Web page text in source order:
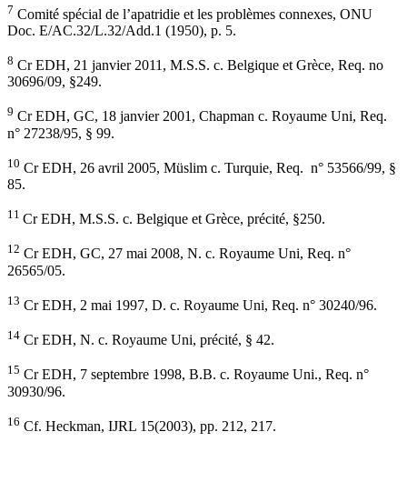
7 Comité spécial de l’apatridie et les problèmes connexes, ONU
Doc. E/AC.32/L.32/Add.1 (1950), p. 5.
8 Cr EDH, 21 janvier 2011, M.S.S. c. Belgique et Grèce, Req. no
30696/09, §249.
9 Cr EDH, GC, 18 janvier 2001, Chapman c. Royaume Uni, Req.
n° 27238/95, § 99.
10 Cr EDH, 26 avril 2005, Müslim c. Turquie, Req. n° 53566/99, §
85.
11 Cr EDH, M.S.S. c. Belgique et Grèce, précité, §250.
12 Cr EDH, GC, 27 mai 2008, N. c. Royaume Uni, Req. n°
26565/05.
13 Cr EDH, 2 mai 1997, D. c. Royaume Uni, Req. n° 30240/96.
14 Cr EDH, N. c. Royaume Uni, précité, § 42.
15 Cr EDH, 7 septembre 1998, B.B. c. Royaume Uni., Req. n°
30930/96.
16 Cf. Heckman, IJRL 15(2003), pp. 212, 217.